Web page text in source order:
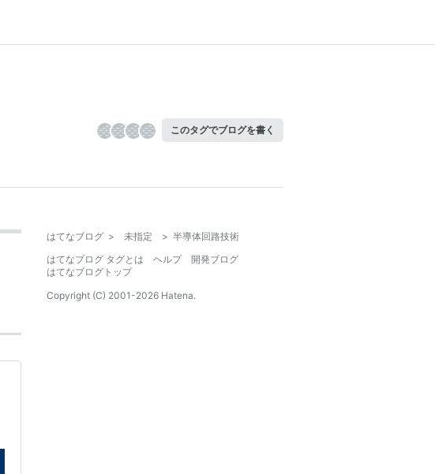
このタグでブログを書く
はてなブログ > 未指定 > 半導体回路技術
はてなブログ タグとは
ヘルプ
開発ブログ
はてなブログトップ
Copyright (C) 2001-2026 Hatena.